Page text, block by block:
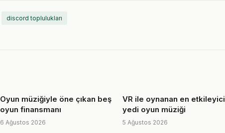
discord toplulukları
Oyun müziğiyle öne çıkan beş
oyun finansmanı
6 Ağustos 2026
VR ile oynanan en etkileyici
yedi oyun müziği
5 Ağustos 2026